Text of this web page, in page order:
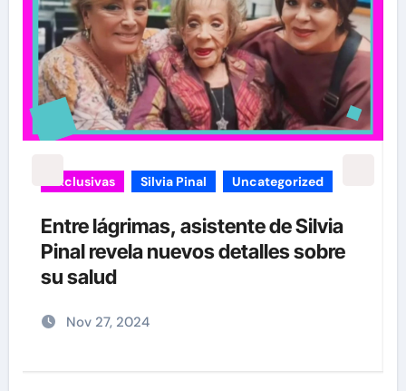
carolina Sandoval Exclusivas
¡EXCLUSIVA! Revelamos la verdad
detrás del divorcio de Carolina
Sandoval y Nick Hernández
Nov 26, 2024